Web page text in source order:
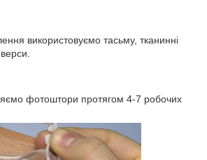
використовуємо тасьму, тканинні
фотоштори протягом 4-7 робочих